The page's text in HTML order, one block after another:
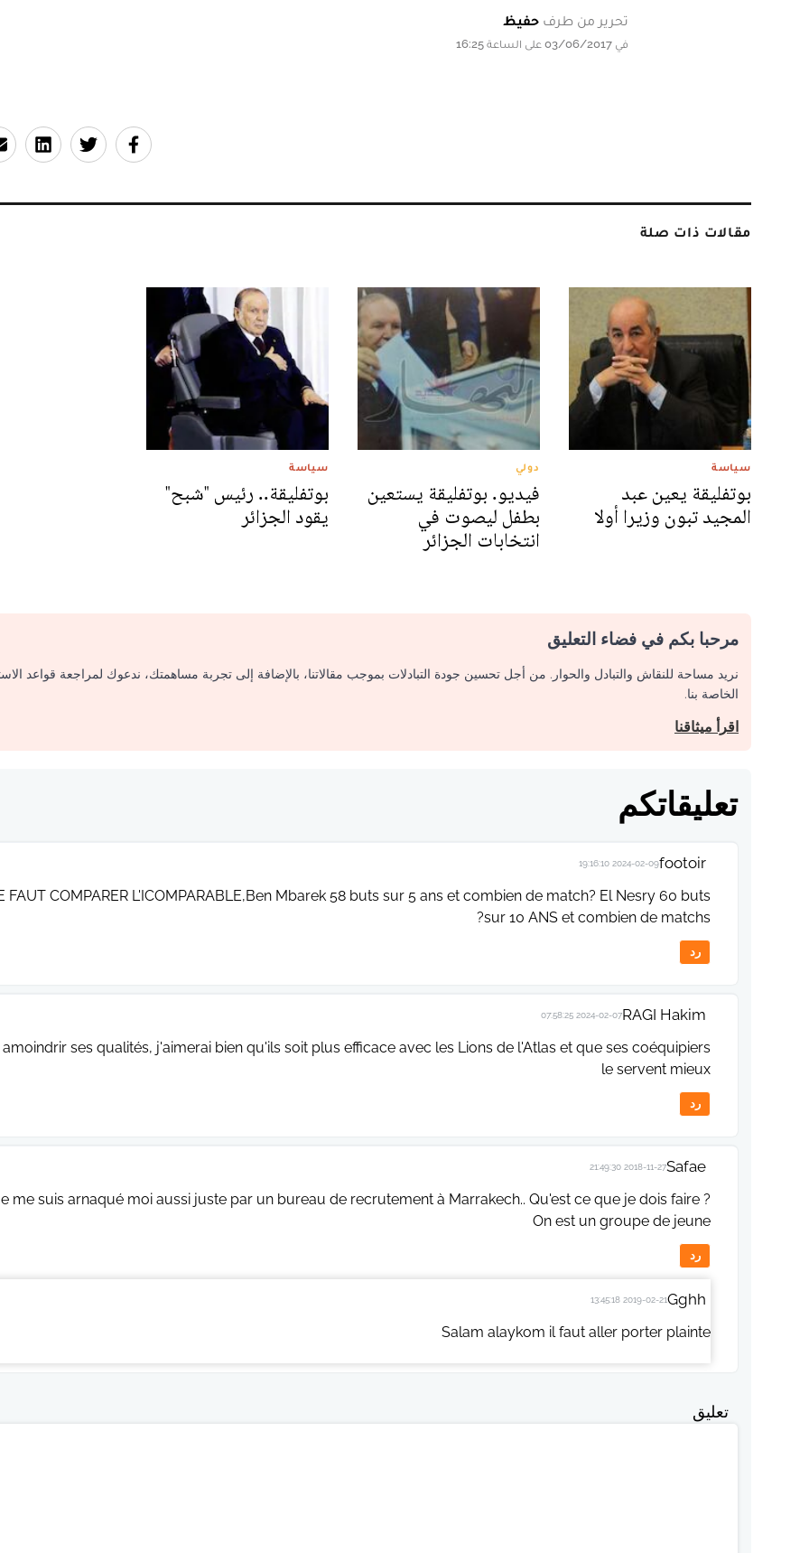
تحرير من طرف حفيظ
في 03/06/2017 على الساعة 16:25
مقالات ذات صلة
سياسة
بوتفليقة يعين عبد
المجيد تبون وزيرا أولا
دولي
فيديو. بوتفليقة يستعين
بطفل ليصوت في
انتخابات الجزائر
سياسة
بوتفليقة.. رئيس "شبح"
يقود الجزائر
مرحبا بكم في فضاء التعليق
نريد مساحة للنقاش والتبادل والحوار. من أجل تحسين جودة التبادلات بموجب مقالاتنا، بالإضافة إلى تجربة مساهمتك، ندعوك لمراجعة قواعد
الخاصة بنا.
اقرأ ميثاقنا
تعليقاتكم
footoir
2024-02-09 19:16:10
FAUT COMPARER L'ICOMPARABLE,Ben Mbarek 58 buts sur 5 ans et combien de match? El Nesry 60 buts
sur 10 ANS et combien de matchs?
رد
RAGI Hakim
2024-02-07 07:58:25
amoindrir ses qualités, j'aimerai bien qu'ils soit plus efficace avec les Lions de l'Atlas et que ses coéquipiers
le servent mieux
رد
Safae
2018-11-27 21:49:30
me suis arnaqué moi aussi juste par un bureau de recrutement à Marrakech.. Qu'est ce que je dois faire ?
On est un groupe de jeune
رد
Gghh
2019-02-21 13:45:18
Salam alaykom il faut aller porter plainte
تعليق